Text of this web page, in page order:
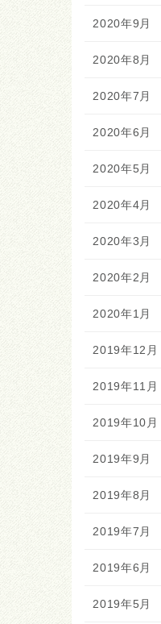
2020年9月
2020年8月
2020年7月
2020年6月
2020年5月
2020年4月
2020年3月
2020年2月
2020年1月
2019年12月
2019年11月
2019年10月
2019年9月
2019年8月
2019年7月
2019年6月
2019年5月